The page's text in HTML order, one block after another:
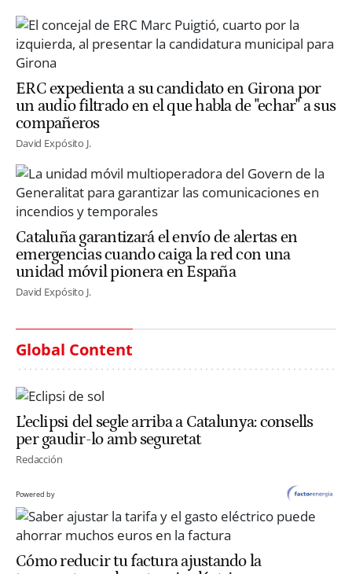
ERC expedienta a su candidato en Girona por
un audio filtrado en el que habla de "echar" a sus
compañeros
David Expósito J.
Cataluña garantizará el envío de alertas en
emergencias cuando caiga la red con una
unidad móvil pionera en España
David Expósito J.
Global Content
L’eclipsi del segle arriba a Catalunya: consells
per gaudir-lo amb seguretat
Redacción
Powered by
Cómo reducir tu factura ajustando la